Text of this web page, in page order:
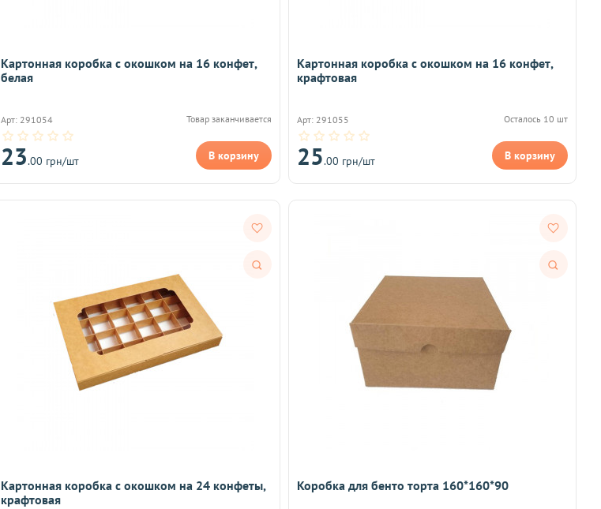
Картонная коробка с окошком на 16 конфет,
белая
Арт: 291054 Товар заканчивается
23.00 грн/шт В корзину
Картонная коробка с окошком на 16 конфет,
крафтовая
Арт: 291055 Осталось 10 шт
25.00 грн/шт В корзину
Картонная коробка с окошком на 24 конфеты,
крафтовая
Коробка для бенто торта 160*160*90